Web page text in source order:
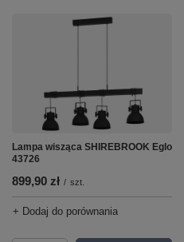
Lampa wisząca SHIREBROOK Eglo
43726
899,90 zł / szt.
+ Dodaj do porównania